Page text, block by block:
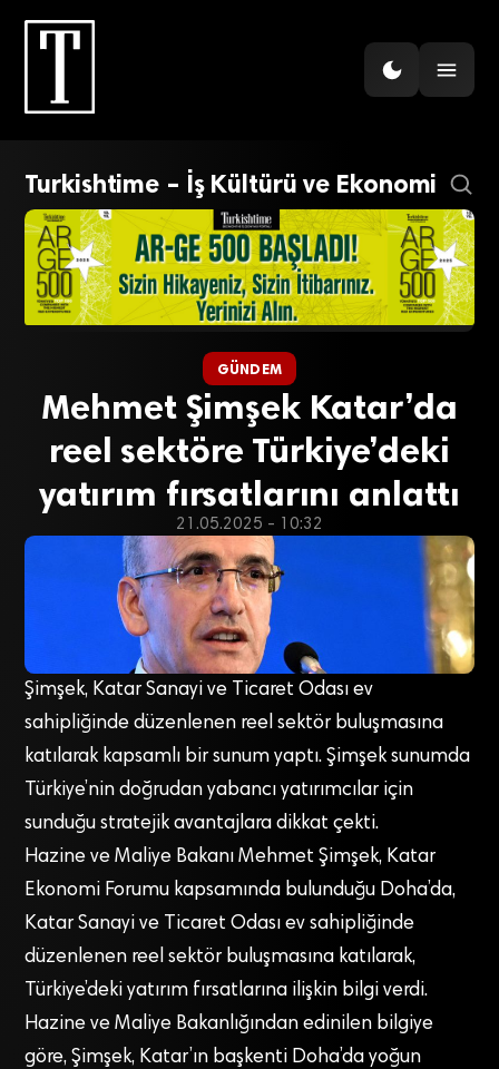
Turkishtime – İş Kültürü ve Ekonomi
GÜNDEM
Mehmet Şimşek Katar’da
reel sektöre Türkiye’deki
yatırım fırsatlarını anlattı
21.05.2025 - 10:32
Şimşek, Katar Sanayi ve Ticaret Odası ev
sahipliğinde düzenlenen reel sektör buluşmasına
katılarak kapsamlı bir sunum yaptı. Şimşek sunumda
Türkiye’nin doğrudan yabancı yatırımcılar için
sunduğu stratejik avantajlara dikkat çekti.
Hazine ve Maliye Bakanı Mehmet Şimşek, Katar
Ekonomi Forumu kapsamında bulunduğu Doha’da,
Katar Sanayi ve Ticaret Odası ev sahipliğinde
düzenlenen reel sektör buluşmasına katılarak,
Türkiye’deki yatırım fırsatlarına ilişkin bilgi verdi.
Hazine ve Maliye Bakanlığından edinilen bilgiye
göre, Şimşek, Katar’ın başkenti Doha’da yoğun